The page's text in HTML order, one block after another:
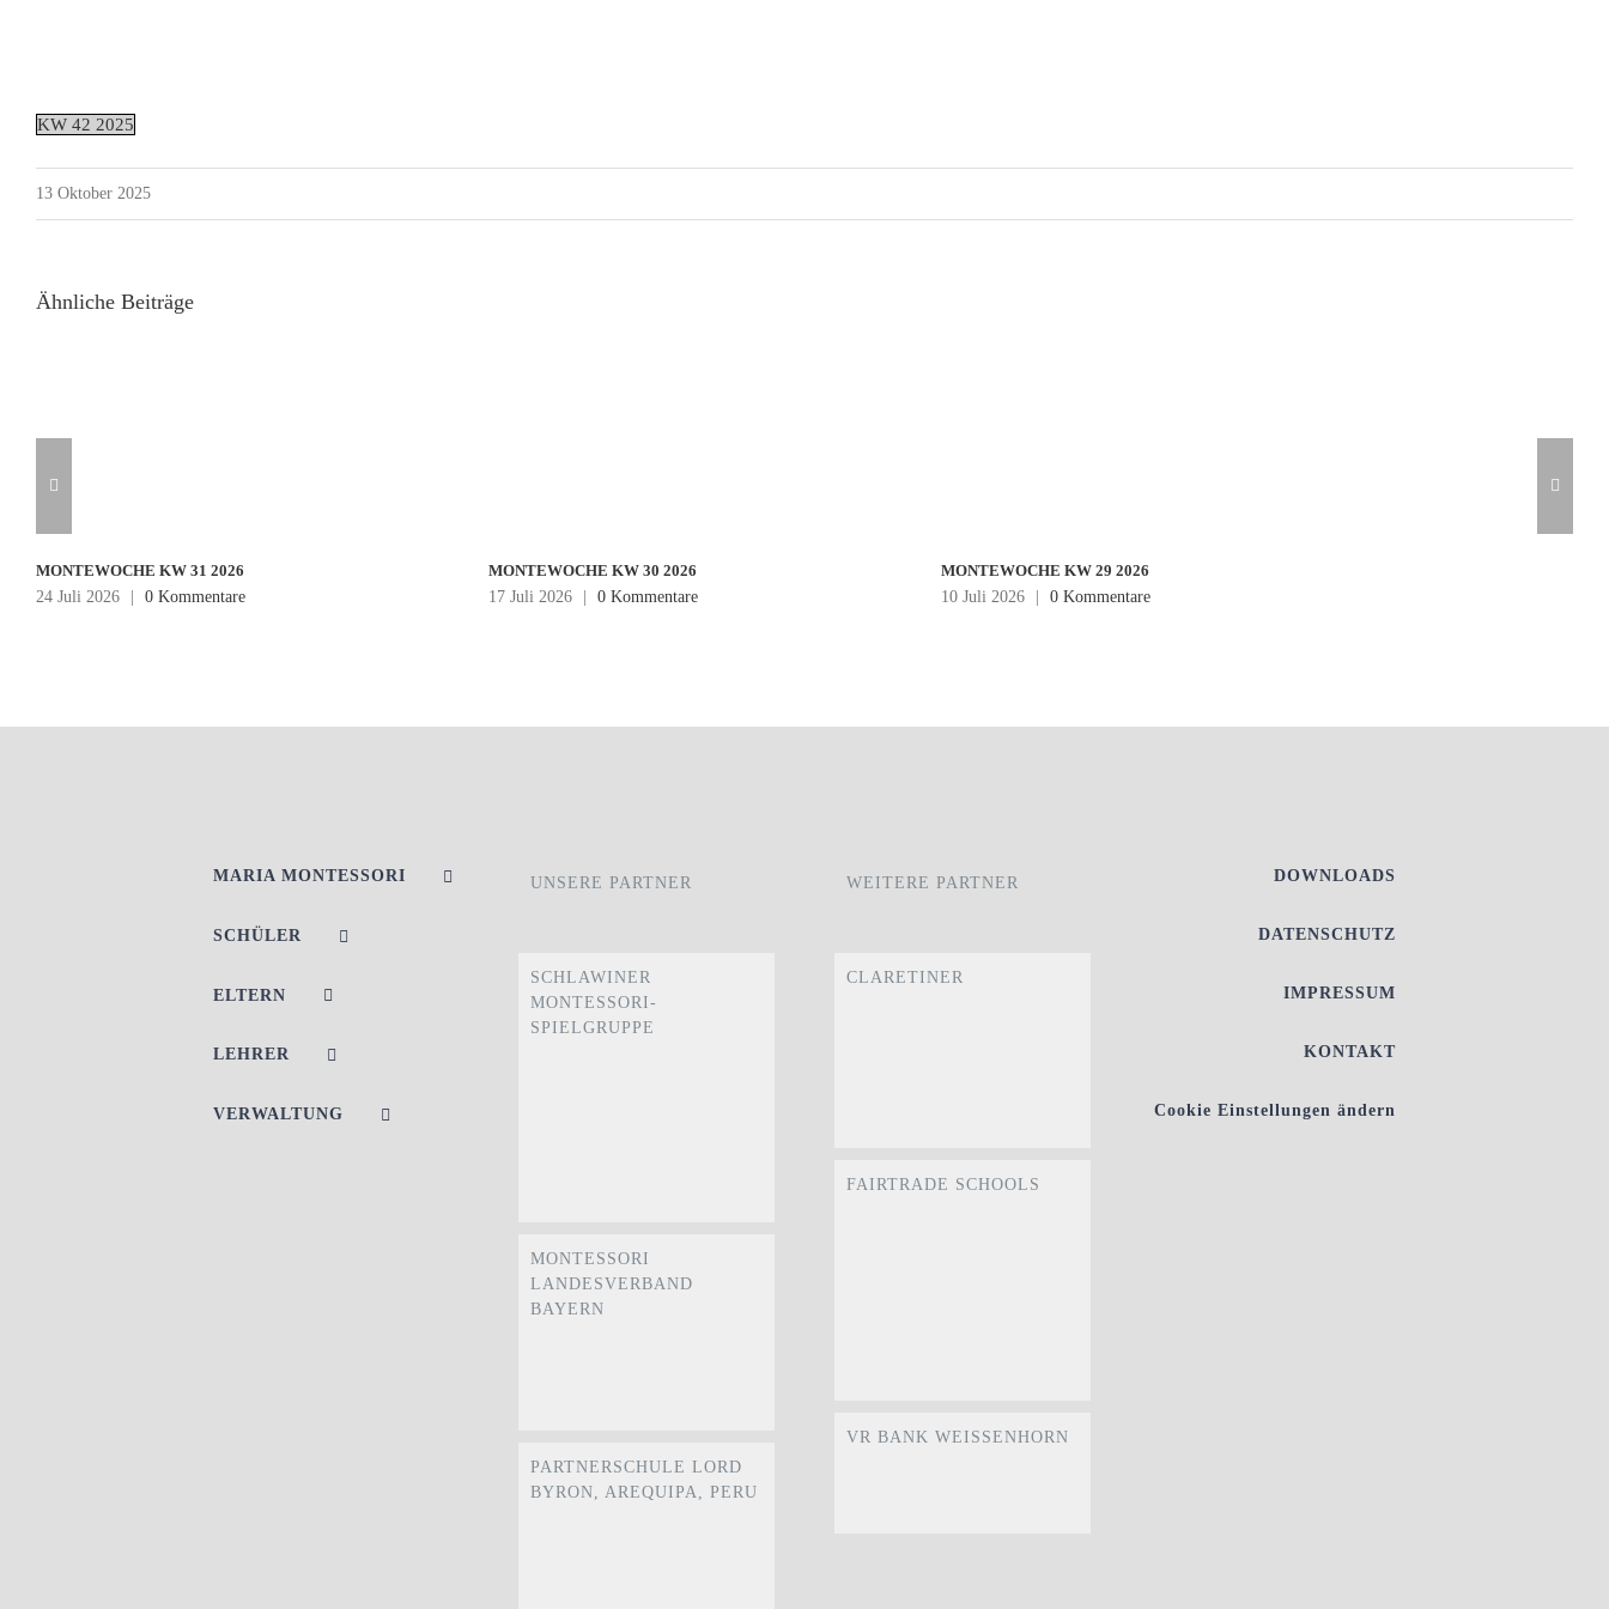
KW 42 2025
13 Oktober 2025
Ähnliche Beiträge
MONTEWOCHE KW 31 2026
24 Juli 2026
| 0 Kommentare
MONTEWOCHE KW 30 2026
17 Juli 2026
| 0 Kommentare
MONTEWOCHE KW 29 2026
10 Juli 2026
| 0 Kommentare
MARIA MONTESSORI
SCHÜLER
ELTERN
LEHRER
VERWALTUNG
UNSERE PARTNER
SCHLAWINER
MONTESSORI-
SPIELGRUPPE
MONTESSORI
LANDESVERBAND
BAYERN
PARTNERSCHULE LORD
BYRON, AREQUIPA, PERU
WEITERE PARTNER
CLARETINER
FAIRTRADE SCHOOLS
VR BANK WEISSENHORN
DOWNLOADS
DATENSCHUTZ
IMPRESSUM
KONTAKT
Cookie Einstellungen ändern